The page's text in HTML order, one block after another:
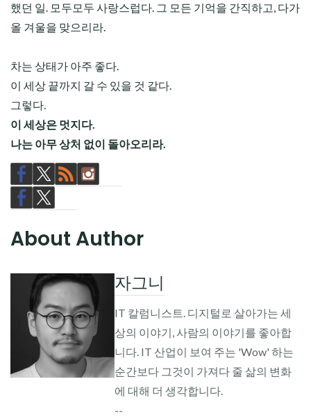
했던 일. 모두모두 사랑스럽다. 그 모든 기억을 간직하고, 다가
올 겨울을 맞으리라.
차는 상태가 아주 좋다.
이 세상 끝까지 갈 수 있을 것 같다.
그렇다.
이 세상은 멋지다.
나는 아무 상처 없이 돌아오리라.
About Author
자그니
IT 칼럼니스트. 디지털로 살아가는 세
상의 이야기, 사람의 이야기를 좋아합
니다. IT 산업이 보여 주는 'Wow' 하는
순간보다 그것이 가져다 줄 삶의 변화
에 대해 더 생각합니다.
--